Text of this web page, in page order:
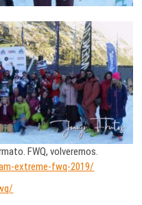
FWQ, volveremos.
extreme-fwq-2019/